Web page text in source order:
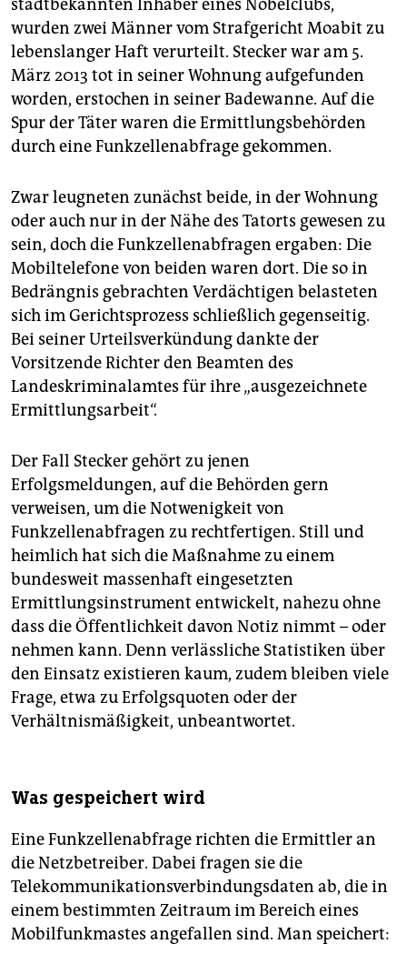
epaper login
stadtbekannten Inhaber eines Nobelclubs,
wurden zwei Männer vom Strafgericht Moabit zu
lebenslanger Haft verurteilt. Stecker war am 5.
März 2013 tot in seiner Wohnung aufgefunden
worden, erstochen in seiner Badewanne. Auf die
Spur der Täter waren die Ermittlungsbehörden
durch eine Funkzellenabfrage gekommen.
Zwar leugneten zunächst beide, in der Wohnung
oder auch nur in der Nähe des Tatorts gewesen zu
sein, doch die Funkzellenabfragen ergaben: Die
Mobiltelefone von beiden waren dort. Die so in
Bedrängnis gebrachten Verdächtigen belasteten
sich im Gerichtsprozess schließlich gegenseitig.
Bei seiner Urteilsverkündung dankte der
Vorsitzende Richter den Beamten des
Landeskriminalamtes für ihre „ausgezeichnete
Ermittlungsarbeit“.
Der Fall Stecker gehört zu jenen
Erfolgsmeldungen, auf die Behörden gern
verweisen, um die Notwenigkeit von
Funkzellenabfragen zu rechtfertigen. Still und
heimlich hat sich die Maßnahme zu einem
bundesweit massenhaft eingesetzten
Ermittlungsinstrument entwickelt, nahezu ohne
dass die Öffentlichkeit davon Notiz nimmt – oder
nehmen kann. Denn verlässliche Statistiken über
den Einsatz existieren kaum, zudem bleiben viele
Frage, etwa zu Erfolgsquoten oder der
Verhältnismäßigkeit, unbeantwortet.
Was gespeichert wird
Eine Funkzellenabfrage richten die Ermittler an
die Netzbetreiber. Dabei fragen sie die
Telekommunikationsverbindungsdaten ab, die in
einem bestimmten Zeitraum im Bereich eines
Mobilfunkmastes angefallen sind. Man speichert: